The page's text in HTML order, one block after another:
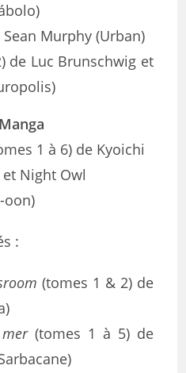
Sean Murphy (Urban)
de Luc Brunschwig et
1 à 6) de Kyoichi
Night Owl
oon)
:
(tomes 1 & 2) de
(tomes 1 à 5) de